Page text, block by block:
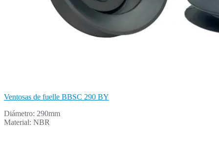
Ventosas de fuelle BBSC 290 BY
Diámetro: 290mm
Material: NBR